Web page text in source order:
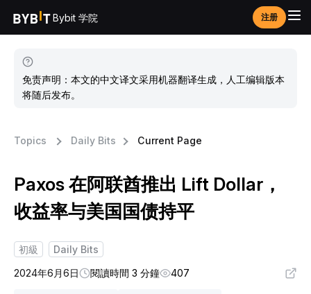
Bybit 学院 注册
免责声明：本文的中文译文采用机器翻译生成，人工编辑版本
将随后发布。
Topics Daily Bits Current Page
Paxos 在阿联酋推出 Lift Dollar，
收益率与美国国债持平
初級
Daily Bits
2024年6月6日
閱讀時間 3 分鐘 407